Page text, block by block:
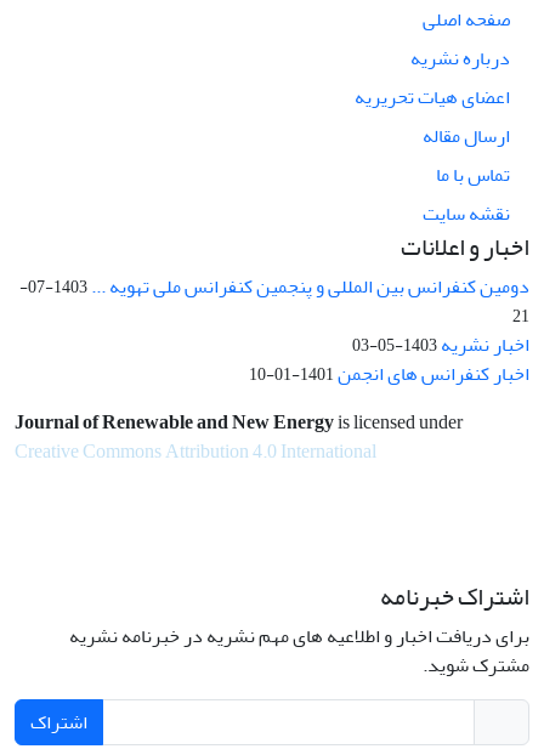
صفحه اصلی
درباره نشریه
اعضای هیات تحریریه
ارسال مقاله
تماس با ما
نقشه سایت
اخبار و اعلانات
دومین کنفرانس بین المللی و پنجمین کنفرانس ملی تهویه ...
1403-07-
21
اخبار نشریه1403-05-03
اخبار کنفرانس های انجمن1401-01-10
Journal of Renewable and New Energyis licensed under
Creative Commons Attribution 4.0 International
اشتراک خبرنامه
برای دریافت اخبار و اطلاعیه های مهم نشریه در خبرنامه نشریه
مشترک شوید.
اشتراک